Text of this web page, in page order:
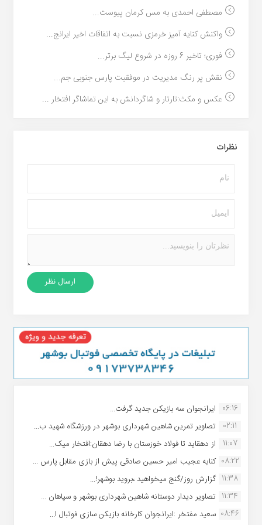
مصطفی احمدی به مس کرمان پیوست...
واکنش کنایه آمیز خرمزی نسبت به اتفاقات اخیر ایرانج...
فوری؛ تاخیر 6 روزه در شروع لیگ برتر...
نقش پر رنگ مدیریت در موفقیت پارس جنوبی جم...
عکس و مکث:تارتار و شاگردانش به این تماشاگر افتخار ...
نظرات
06:16 ایرانجوان سه بازیکن جدید گرفت...
02:11
تصاویر تمرین شاهین شهردارى بوشهر در ورزشگاه شهید ب...
11:07
از دهقاید تا فولاد خوزستان با رضا دهقان:افتخار میک...
08:22 کنایه عجیب امیر حسین صادقی پیش از بازی مقابل پارس ...
11:38 گزارش روز/گنج میخواهید ،بروید بوشهر!...
11:34 تصاویر دیدار دوستانه شاهین شهردارى بوشهر و سپاهان ...
08:46 سعید مفتخر :ایرانجوان کارخانه بازیکن سازی فوتبال ا...